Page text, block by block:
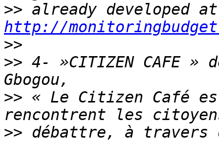
>>
http://
>>
>> 4- »CITIZEN CAFE »
>> « Le Citizen Café
>> débattre, à